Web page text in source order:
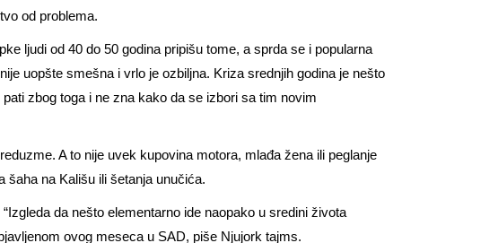
od problema.
ljudi od 40 do 50 godina pripišu tome, a sprda se i popularna
uopšte smešna i vrlo je ozbiljna. Kriza srednjih godina je nešto
zbog toga i ne zna kako da se izbori sa tim novim
A to nije uvek kupovina motora, mlađa žena ili peglanje
šaha na Kališu ili šetanja unučića.
da nešto elementarno ide naopako u sredini života
ovog meseca u SAD, piše Njujork tajms.